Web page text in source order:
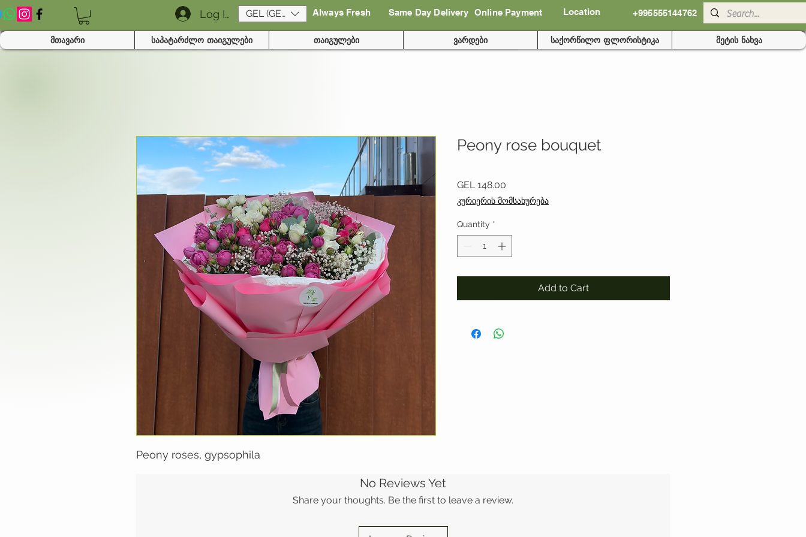
Log In GEL (GEL) Always Fresh Same Day Delivery Online Payment Location +995555144762
მთავარი საპატარძლო თაიგულები თაიგულები ვარდები საქორწილო ფლორისტიკა მეტის ნახვა
Peony roses, gypsophila
Peony rose bouquet
GEL 148.00
კურიერის მომსახურება
Quantity *
Add to Cart
No Reviews Yet
Share your thoughts. Be the first to leave a review.